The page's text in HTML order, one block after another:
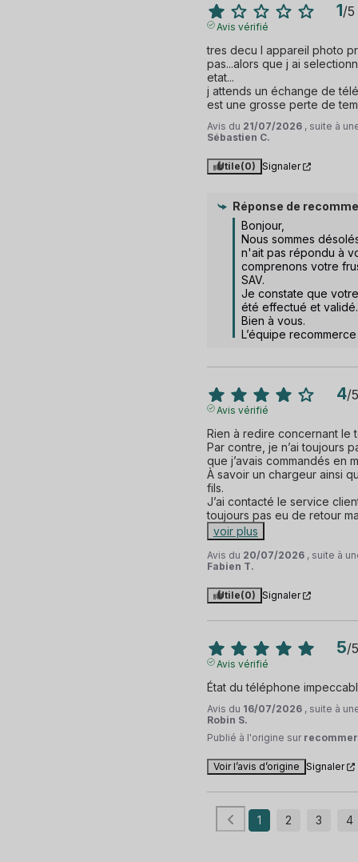
1/5
Avis vérifié
tres decu l appareil photo
pas...alors que j ai
etat...
j attends un échange de
est une grosse perte de
Avis du 21/07/2026 , suite à
Sébastien C.
Utile(0) Signaler
Réponse de
Bonjour,
Nous sommes
n'ait pas répondu à
comprenons votre
SAV.
Je constate que
été effectué et validé.
Bien à vous.
L’équipe recommerce
4/5
Avis vérifié
Rien à redire concernant le
Par contre, je n’ai toujours
que j’avais commandés en
À savoir un chargeur ainsi
fils.
J’ai contacté le service
toujours pas eu de retour
voir plus
Avis du 20/07/2026 , suite à
Fabien T.
Utile(0) Signaler
5/5
Avis vérifié
État du téléphone
Avis du 16/07/2026 , suite à
Robin S.
Publié à l'origine sur
Voir l’avis d’origine Signaler
1 2 3 4